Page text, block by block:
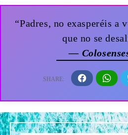
“Padres, no exasperéis a
que no se
—